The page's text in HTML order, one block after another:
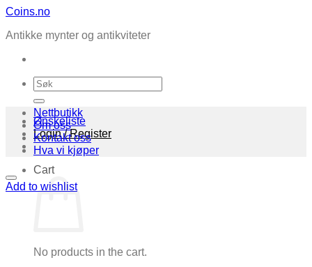
Skip
content
Coins.no
Antikke mynter og antikviteter
Search
for:
Ønskeliste
Login / Register
Cart
No products in the cart.
Nettbutikk
Om oss
Kontakt oss
Hva vi kjøper
Add to wishlist